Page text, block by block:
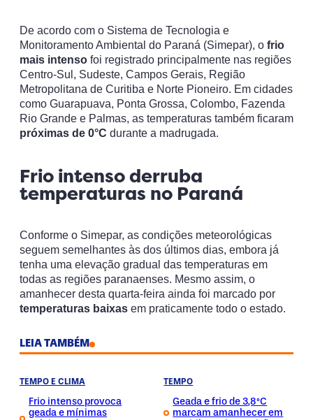
De acordo com o Sistema de Tecnologia e
Monitoramento Ambiental do Paraná (Simepar), o frio
mais intenso foi registrado principalmente nas regiões
Centro-Sul, Sudeste, Campos Gerais, Região
Metropolitana de Curitiba e Norte Pioneiro. Em cidades
como Guarapuava, Ponta Grossa, Colombo, Fazenda
Rio Grande e Palmas, as temperaturas também ficaram
próximas de 0°C durante a madrugada.
Frio intenso derruba
temperaturas no Paraná
Conforme o Simepar, as condições meteorológicas
seguem semelhantes às dos últimos dias, embora já
tenha uma elevação gradual das temperaturas em
todas as regiões paranaenses. Mesmo assim, o
amanhecer desta quarta-feira ainda foi marcado por
temperaturas baixas em praticamente todo o estado.
LEIA TAMBÉM
TEMPO E CLIMA
Frio intenso provoca
geada e mínimas
TEMPO
Geada e frio de 3,8°C
marcam amanhecer em